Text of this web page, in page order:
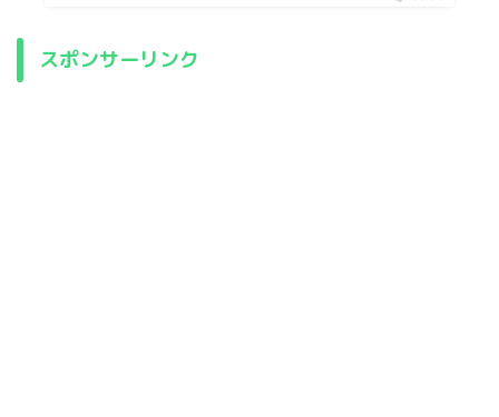
スポンサーリンク